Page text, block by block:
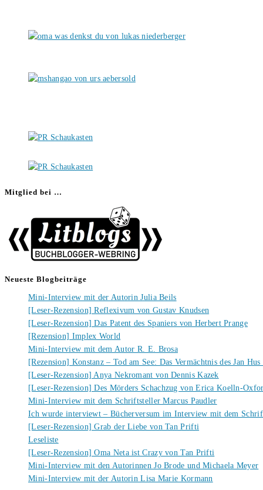
Mitglied bei …
Neueste Blogbeiträge
Mini-Interview mit der Autorin Julia Beils
[Leser-Rezension] Reflexivum von Gustav Knudsen
[Leser-Rezension] Das Patent des Spaniers von Herbert Prange
[Rezension] Implex World
Mini-Interview mit dem Autor R. E. Brosa
[Rezension] Konstanz – Tod am See: Das Vermächtnis des Jan
[Leser-Rezension] Anya Nekromant von Dennis Kazek
[Leser-Rezension] Des Mörders Schachzug von Erica Koelln-
Mini-Interview mit dem Schriftsteller Marcus Paudler
Ich wurde interviewt – Bücherversum im Interview mit dem
[Leser-Rezension] Grab der Liebe von Tan Prifti
Leseliste
[Leser-Rezension] Oma Neta ist Crazy von Tan Prifti
Mini-Interview mit den Autorinnen Jo Brode und Michaela Meyer
Mini-Interview mit der Autorin Lisa Marie Kormann